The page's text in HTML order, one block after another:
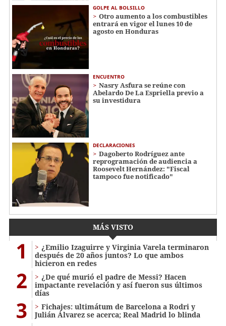
GOLPE AL BOLSILLO
Otro aumento a los combustibles
entrará en vigor el lunes 10 de
agosto en Honduras
ENCUENTRO
Nasry Asfura se reúne con
Abelardo De La Espriella previo a
su investidura
DECLARACIONES
Dagoberto Rodríguez ante
reprogramación de audiencia a
Roosevelt Hernández: "Fiscal
tampoco fue notificado"
MÁS VISTO
1
¿Emilio Izaguirre y Virginia Varela terminaron
después de 20 años juntos? Lo que ambos
hicieron en redes
2
¿De qué murió el padre de Messi? Hacen
impactante revelación y así fueron sus últimos
días
3
Fichajes: ultimátum de Barcelona a Rodri y
Julián Álvarez se acerca; Real Madrid lo blinda